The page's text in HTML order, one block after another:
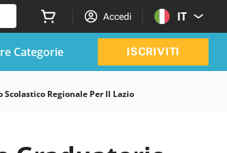
Accedi IT
Categorie ISCRIVITI
Regionale Per Il Lazio